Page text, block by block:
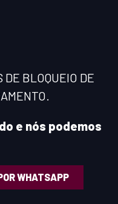
DE BLOQUEIO DE
e nós podemos
WHATSAPP